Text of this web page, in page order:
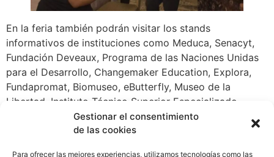
Gestionar el consentimiento
de las cookies
Para ofrecer las mejores experiencias, utilizamos tecnologías como las
En la feria también podrán visitar los stands
informativos de instituciones como Meduca, Senacyt,
Fundación Deveaux, Programa de las Naciones Unidas
para el Desarrollo, Changemaker Education, Explora,
Fundapromat, Biomuseo, eButterfly, Museo de la
Libertad, Instituto Técnico Superior Especializado
(ITSE), Parque Municipal Summit, Smithsonian Tropical
Research Institute, Universidad Tecnológica de Panamá,